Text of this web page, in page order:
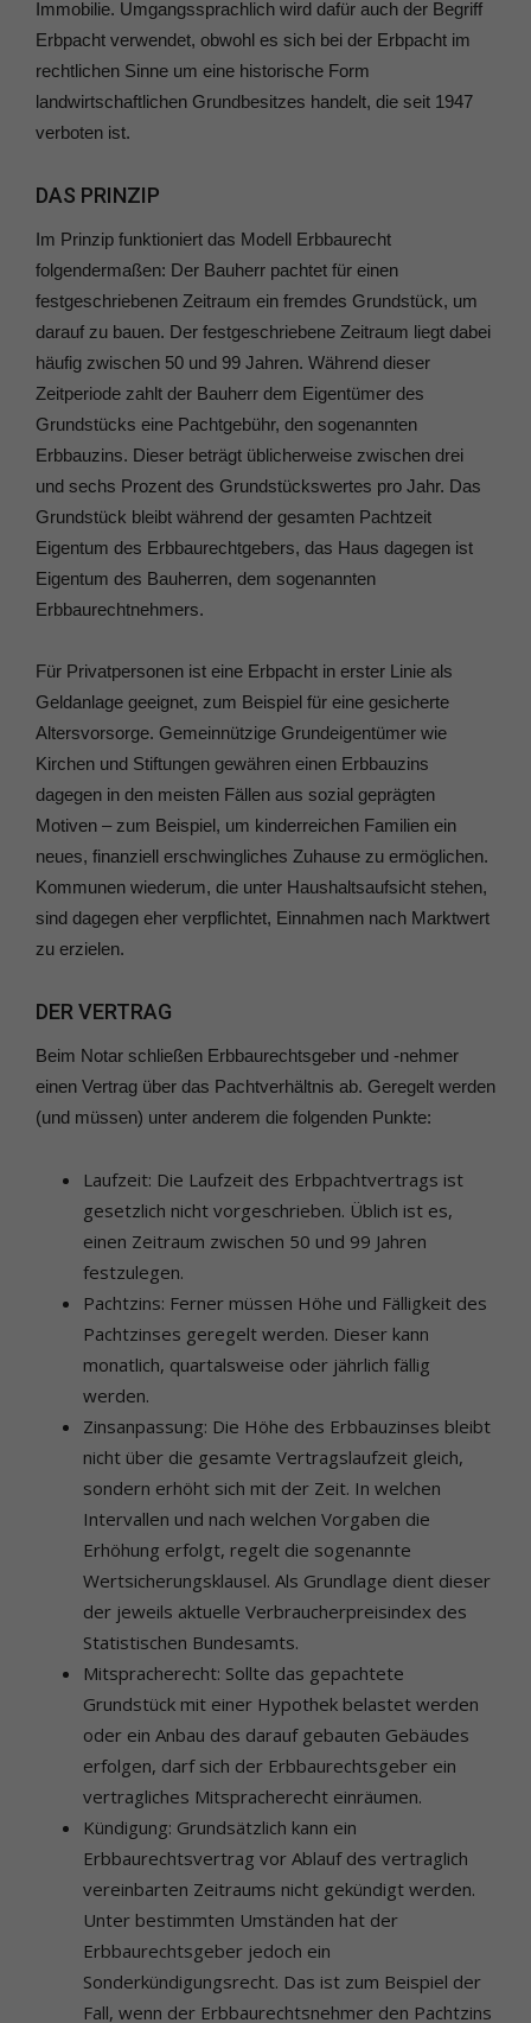
Immobilie. Umgangssprachlich wird dafür auch der Begriff
Erbpacht verwendet, obwohl es sich bei der Erbpacht im
rechtlichen Sinne um eine historische Form
landwirtschaftlichen Grundbesitzes handelt, die seit 1947
verboten ist.
DAS PRINZIP
Im Prinzip funktioniert das Modell Erbbaurecht
folgendermaßen: Der Bauherr pachtet für einen
festgeschriebenen Zeitraum ein fremdes Grundstück, um
darauf zu bauen. Der festgeschriebene Zeitraum liegt dabei
häufig zwischen 50 und 99 Jahren. Während dieser
Zeitperiode zahlt der Bauherr dem Eigentümer des
Grundstücks eine Pachtgebühr, den sogenannten
Erbbauzins. Dieser beträgt üblicherweise zwischen drei
und sechs Prozent des Grundstückswertes pro Jahr. Das
Grundstück bleibt während der gesamten Pachtzeit
Eigentum des Erbbaurechtgebers, das Haus dagegen ist
Eigentum des Bauherren, dem sogenannten
Erbbaurechtnehmers.
Für Privatpersonen ist eine Erbpacht in erster Linie als
Geldanlage geeignet, zum Beispiel für eine gesicherte
Altersvorsorge. Gemeinnützige Grundeigentümer wie
Kirchen und Stiftungen gewähren einen Erbbauzins
dagegen in den meisten Fällen aus sozial geprägten
Motiven – zum Beispiel, um kinderreichen Familien ein
neues, finanziell erschwingliches Zuhause zu ermöglichen.
Kommunen wiederum, die unter Haushaltsaufsicht stehen,
sind dagegen eher verpflichtet, Einnahmen nach Marktwert
zu erzielen.
DER VERTRAG
Beim Notar schließen Erbbaurechtsgeber und -nehmer
einen Vertrag über das Pachtverhältnis ab. Geregelt werden
(und müssen) unter anderem die folgenden Punkte:
Laufzeit: Die Laufzeit des Erbpachtvertrags ist
gesetzlich nicht vorgeschrieben. Üblich ist es,
einen Zeitraum zwischen 50 und 99 Jahren
festzulegen.
Pachtzins: Ferner müssen Höhe und Fälligkeit des
Pachtzinses geregelt werden. Dieser kann
monatlich, quartalsweise oder jährlich fällig
werden.
Zinsanpassung: Die Höhe des Erbbauzinses bleibt
nicht über die gesamte Vertragslaufzeit gleich,
sondern erhöht sich mit der Zeit. In welchen
Intervallen und nach welchen Vorgaben die
Erhöhung erfolgt, regelt die sogenannte
Wertsicherungsklausel. Als Grundlage dient dieser
der jeweils aktuelle Verbraucherpreisindex des
Statistischen Bundesamts.
Mitspracherecht: Sollte das gepachtete
Grundstück mit einer Hypothek belastet werden
oder ein Anbau des darauf gebauten Gebäudes
erfolgen, darf sich der Erbbaurechtsgeber ein
vertragliches Mitspracherecht einräumen.
Kündigung: Grundsätzlich kann ein
Erbbaurechtsvertrag vor Ablauf des vertraglich
vereinbarten Zeitraums nicht gekündigt werden.
Unter bestimmten Umständen hat der
Erbbaurechtsgeber jedoch ein
Sonderkündigungsrecht. Das ist zum Beispiel der
Fall, wenn der Erbbaurechtsnehmer den Pachtzins